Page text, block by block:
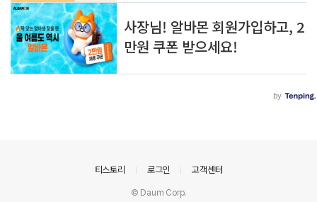
티스토리 로그인 고객센터
© Daum Corp.